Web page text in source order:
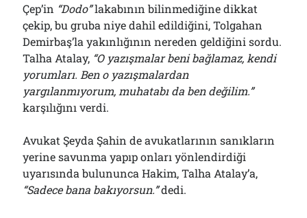
Çep’in “Dodo”lakabının bilinmediğine dikkat
çekip, bu gruba niye dahil edildiğini, Tolgahan
Demirbaş’la yakınlığının nereden geldiğini sordu.
Talha Atalay, “O yazışmalar beni bağlamaz, kendi
yorumları. Ben o yazışmalardan
yargılanmıyorum, muhatabı da ben değilim.”
karşılığını verdi.
Avukat Şeyda Şahin de avukatlarının sanıkların
yerine savunma yapıp onları yönlendirdiği
uyarısında bulununca Hakim, Talha Atalay’a,
“Sadece bana bakıyorsun.”dedi.